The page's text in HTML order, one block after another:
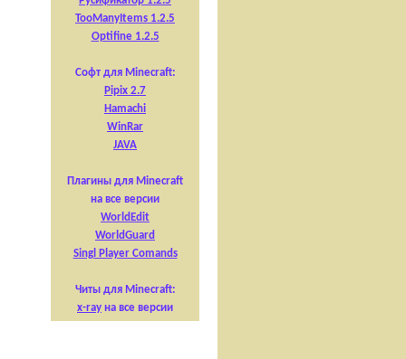
TooManyItems 1.2.5
Optifine 1.2.5
Софт для Minecraft:
Pipix 2.7
Hamachi
WinRar
JAVA
Плагины для Minecraft
на все версии
WorldEdit
WorldGuard
Singl Player Comands
Читы для Minecraft:
x-ray на все версии